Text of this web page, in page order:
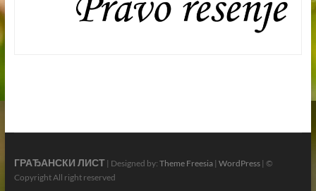
ГРАЂАНСКИ ЛИСТ| Designed by: Theme Freesia| WordPress| ©
Copyright All right reserved